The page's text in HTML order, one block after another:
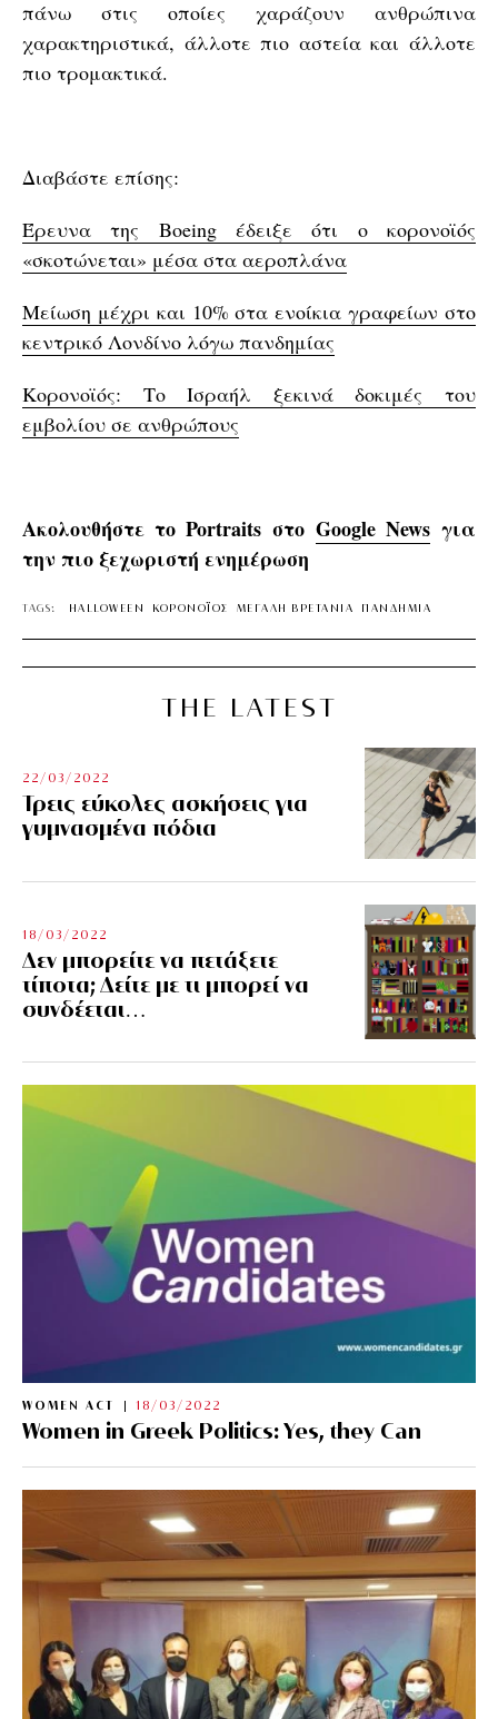
πάνω στις οποίες χαράζουν ανθρώπινα
χαρακτηριστικά, άλλοτε πιο αστεία και άλλοτε
πιο τρομακτικά.
Διαβάστε επίσης:
Έρευνα της Boeing έδειξε ότι ο κορονοϊός
«σκοτώνεται» μέσα στα αεροπλάνα
Μείωση μέχρι και 10% στα ενοίκια γραφείων στο
κεντρικό Λονδίνο λόγω πανδημίας
Κορονοϊός: Το Ισραήλ ξεκινά δοκιμές του
εμβολίου σε ανθρώπους
Ακολουθήστε το Portraits στο Google Newsγια
την πιο ξεχωριστή ενημέρωση
TAGS: HALLOWEEN ΚΟΡΟΝΟΪΟΣ ΜΕΓΑΛΗ ΒΡΕΤΑΝΙΑ ΠΑΝΔΗΜΙΑ
THE LATEST
22/03/2022
Τρεις εύκολες ασκήσεις για
γυμνασμένα πόδια
18/03/2022
Δεν μπορείτε να πετάξετε
τίποτα; Δείτε με τι μπορεί να
συνδέεται…
WOMEN ACT 18/03/2022
Women in Greek Politics: Yes, they Can